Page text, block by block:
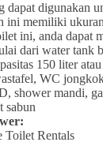
dapat digunakan
ini memiliki
ini, anda dapat
dari water tank
150 liter
WC
shower mandi,
sabun